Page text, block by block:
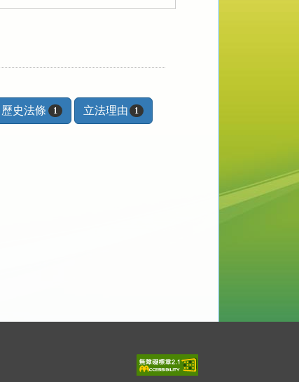
歷史法條 1 立法理由 1